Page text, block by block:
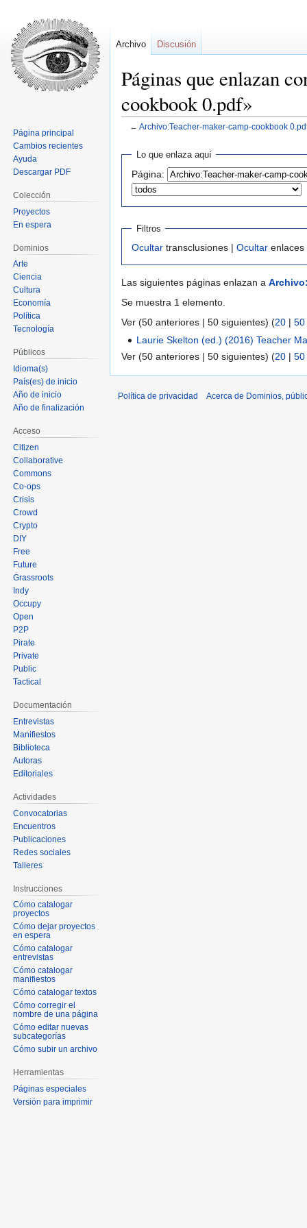
Páginas que enlazan
cookbook 0.pdf»
← Archivo:Teacher-maker-camp-cookbook
navegación
búsqueda
Lo que enlaza aquí
Página:
Filtros
Ocultar transclusiones | Ocultar
Las siguientes páginas enlazan a
Se muestra 1 elemento.
Ver (50 anteriores | 50 siguientes) (20 | 50
Laurie Skelton (ed.) (2016) Teacher
Ver (50 anteriores | 50 siguientes) (20 | 50
Archivo Discusión
Página principal
Cambios recientes
Ayuda
Descargar PDF
Colección
Proyectos
En espera
Dominios
Arte
Ciencia
Cultura
Economía
Política
Tecnología
Públicos
Idioma(s)
País(es) de inicio
Año de inicio
Año de finalización
Acceso
Citizen
Collaborative
Commons
Co-ops
Crisis
Crowd
Crypto
DIY
Free
Future
Grassroots
Indy
Occupy
Open
P2P
Pirate
Private
Public
Tactical
Documentación
Entrevistas
Manifiestos
Biblioteca
Autoras
Editoriales
Actividades
Convocatorias
Encuentros
Publicaciones
Redes sociales
Talleres
Instrucciones
Cómo catalogar
proyectos
Cómo dejar proyectos
en espera
Cómo catalogar
entrevistas
Cómo catalogar
manifiestos
Cómo catalogar textos
Cómo corregir el
nombre de una página
Cómo editar nuevas
subcategorías
Cómo subir un archivo
Herramientas
Páginas especiales
Versión para imprimir
Política de privacidad Acerca de Dominios,